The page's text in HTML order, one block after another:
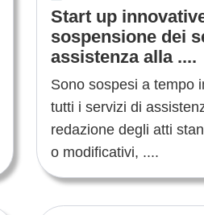
Start up
sospensione dei
assistenza alla ....
Sono sospesi a tempo
tutti i servizi di
redazione degli atti
o modificativi, ....